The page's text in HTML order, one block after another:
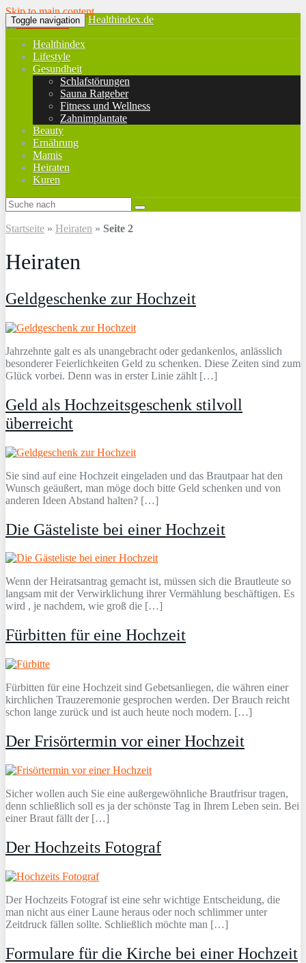
Skip to main content
Toggle navigation Healthindex.de
Healthindex
Lifestyle
Gesundheit
Schlafstörungen
Sauna Ratgeber
Fitness und Wellness
Zahnimplantate
Beauty
Ernährung
Mamis
Heiraten
Kuren
Startseite » Heiraten » Seite 2
Heiraten
Geldgeschenke zur Hochzeit
Jahrzehnte galt es als unangebracht oder gedankenlos, anlässlich
besonderer Feierlichkeiten Geld zu schenken. Diese Zeiten sind zum
Glück vorbei. Denn was in erster Linie zählt […]
Geld als Hochzeitsgeschenk stilvoll
überreicht
Sie sind auf eine Hochzeit eingeladen und das Brautpaar hat den
Wunsch geäußert, man möge doch bitte Geld schenken und von
anderen Ideen Abstand halten? […]
Die Gästeliste bei einer Hochzeit
Wenn der Heiratsantrag gemacht ist, müssen sich die Brautleute so
langsam mit der Verwirklichung ihrer Vermählung beschäftigen. Es
wird , je nachdem, wie groß die […]
Fürbitten für eine Hochzeit
Fürbitten für eine Hochzeit sind Gebetsanliegen, die währen einer
kirchlichen Trauzeremonie gesprochen werden. Der Brauch reicht
schon lange zurück und ist auch heute noch modern. […]
Der Frisörtermin vor einer Hochzeit
Sicher wollen auch Sie eine außergewöhnliche Brautfrisur tragen,
denn schließlich soll es ja der schönste Tag in Ihrem Leben sein. Bei
einer Braut fällt der […]
Der Hochzeits Fotograf
Der Hochzeits Fotograf ist eine sehr wichtige Entscheidung, die
man nicht aus einer Laune heraus oder noch schlimmer unter
Zeitdruck fällen sollte. Schließlich möchte man […]
Formulare für die Kirche bei einer Hochzeit